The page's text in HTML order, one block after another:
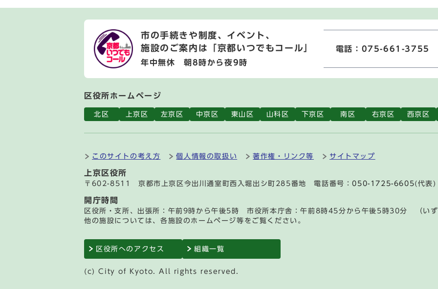
市の手続きや制度、イベント、
施設のご案内は
「京都いつでもコール」
年中無休 朝8時から夜9時
電話：075-661-3755
区役所ホームページ
北区 上京区 左京区 中京区 東山区 山科区 下京区 南区 右京区 西京区
このサイトの考え方 個人情報の取扱い 著作権・リンク等 サイトマップ
上京区役所
〒602-8511 京都市上京区今出川通室町西入堀出シ町285番地 電話番号：050-1725-6605(代表)
開庁時間
区役所・支所、出張所：午前9時から午後5時 市役所本庁舎：午前8時45分から午後5時30分 （いず
他の施設については、各施設のホームページ等をご覧ください。
区役所へのアクセス 組織一覧
(c) City of Kyoto. All rights reserved.